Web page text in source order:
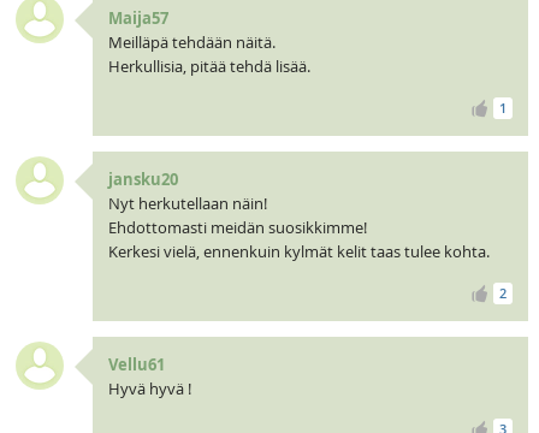
Maija57
Meilläpä tehdään näitä.
Herkullisia, pitää tehdä lisää.
1
jansku20
Nyt herkutellaan näin!
Ehdottomasti meidän suosikkimme!
Kerkesi vielä, ennenkuin kylmät kelit taas tulee kohta.
2
Vellu61
Hyvä hyvä !
3